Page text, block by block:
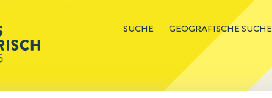
SUCHE GEOGRAFISCHE SUCHE